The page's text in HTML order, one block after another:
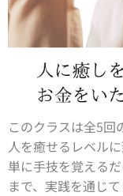
このクラスは全5回
人を癒せるレベル
単に手技を覚える
まで、実践を通じ